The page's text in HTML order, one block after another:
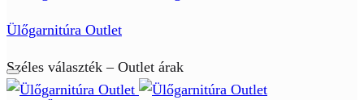
Ülőgarnitúra Outlet
Széles választék – Outlet árak